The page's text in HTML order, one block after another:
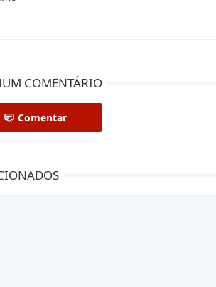
COMENTÁRIO
Comentar